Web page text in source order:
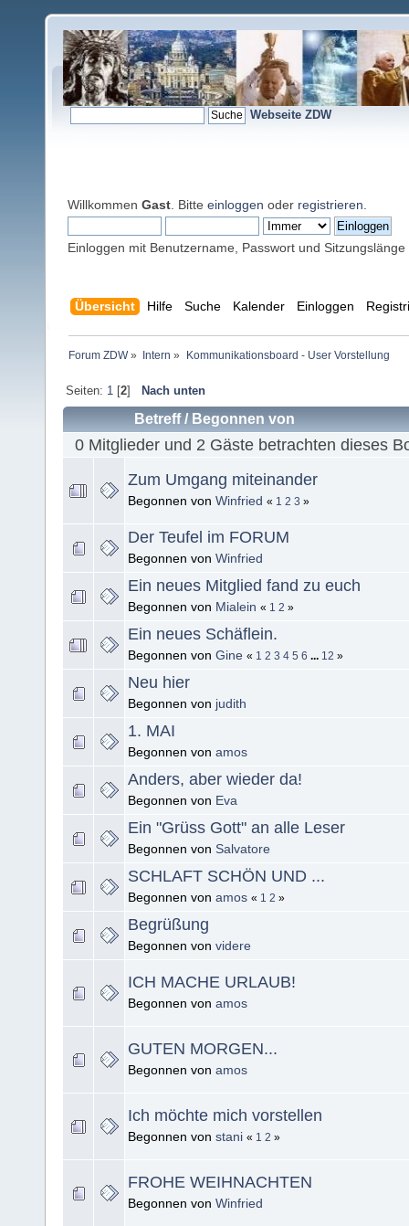
Webseite ZDW
Willkommen Gast . Bitte einloggen oder registrieren
Einloggen mit Benutzername, Passwort und Sitzungslänge
Übersicht Hilfe Suche Kalender Einloggen
Forum ZDW» Intern » Kommunikationsboard - User Vorstellung
Seiten: 1[2] Nach unten
Betreff/ Begonnen von
0 Mitglieder und 2 Gäste betrachten dieses
Zum Umgang miteinander
Begonnen von Winfried « 1 2 3 »
Der Teufel im FORUM
Begonnen von Winfried
Ein neues Mitglied fand zu euch
Begonnen von Mialein « 1 2 »
Ein neues Schäflein.
Begonnen von Gine « 1 2 3 4 5 6 ... 12 »
Neu hier
Begonnen von judith
1. MAI
Begonnen von amos
Anders, aber wieder da!
Begonnen von Eva
Ein "Grüss Gott" an alle Leser
Begonnen von Salvatore
SCHLAFT SCHÖN UND ...
Begonnen von amos « 1 2 »
Begrüßung
Begonnen von videre
ICH MACHE URLAUB!
Begonnen von amos
GUTEN MORGEN...
Begonnen von amos
Ich möchte mich vorstellen
Begonnen von stani « 1 2 »
FROHE WEIHNACHTEN
Begonnen von Winfried